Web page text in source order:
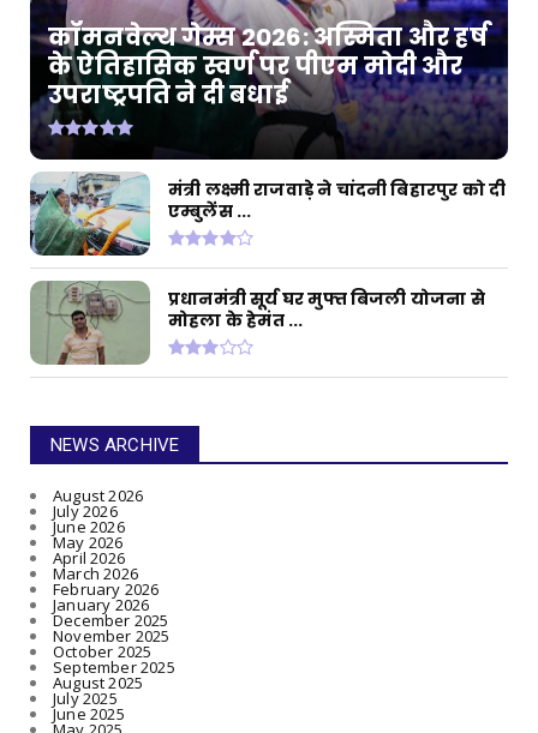
कॉमनवेल्थ गेम्स 2026: अस्मिता और हर्ष
के ऐतिहासिक स्वर्ण पर पीएम मोदी और
उपराष्ट्रपति ने दी बधाई
मंत्री लक्ष्मी राजवाड़े ने चांदनी बिहारपुर को दी
एम्बुलेंस ...
प्रधानमंत्री सूर्य घर मुफ्त बिजली योजना से
मोहला के हेमंत ...
NEWS ARCHIVE
August 2026
July 2026
June 2026
May 2026
April 2026
March 2026
February 2026
January 2026
December 2025
November 2025
October 2025
September 2025
August 2025
July 2025
June 2025